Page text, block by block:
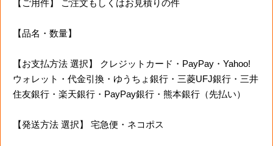
【ご用件】 ご注文もしくはお見積りの件
【品名・数量】
【お支払方法 選択】 クレジットカード・PayPay・Yahoo!
ウォレット・代金引換・ゆうちょ銀行・三菱UFJ銀行・三井
住友銀行・楽天銀行・PayPay銀行・熊本銀行（先払い）
【発送方法 選択】 宅急便・ネコポス